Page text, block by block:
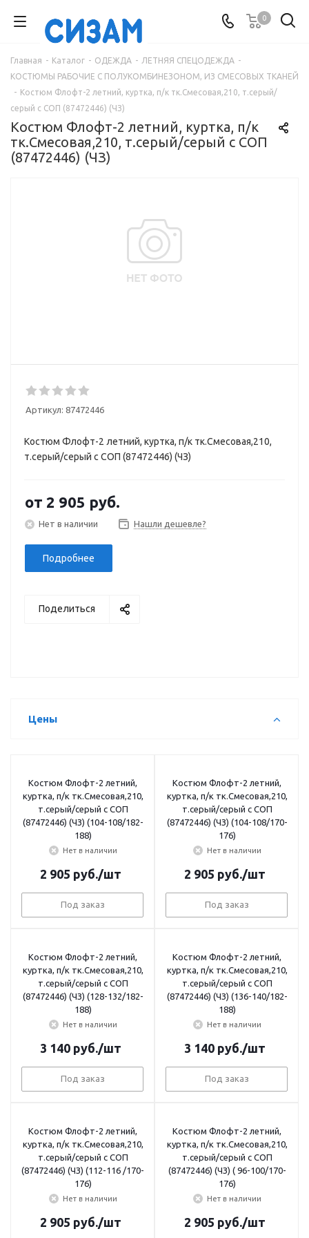
0
Главная - Каталог - ОДЕЖДА - ЛЕТНЯЯ СПЕЦОДЕЖДА -
КОСТЮМЫ РАБОЧИЕ С ПОЛУКОМБИНЕЗОНОМ, ИЗ СМЕСОВЫХ ТКАНЕЙ
- Костюм Флофт-2 летний, куртка, п/к тк.Смесовая,210, т.серый/
серый с СОП (87472446) (ЧЗ)
Костюм Флофт-2 летний, куртка, п/к
тк.Смесовая,210, т.серый/серый с СОП
(87472446) (ЧЗ)
Артикул: 87472446
Костюм Флофт-2 летний, куртка, п/к тк.Смесовая,210,
т.серый/серый с СОП (87472446) (ЧЗ)
от 2 905 руб.
Нет в наличии Нашли дешевле?
Подробнее
Поделиться
Цены
Костюм Флофт-2 летний,
куртка, п/к тк.Смесовая,210,
т.серый/серый с СОП
(87472446) (ЧЗ) (104-108/182-
188)
Нет в наличии
2 905 руб./шт
Под заказ
Костюм Флофт-2 летний,
куртка, п/к тк.Смесовая,210,
т.серый/серый с СОП
(87472446) (ЧЗ) (104-108/170-
176)
Нет в наличии
2 905 руб./шт
Под заказ
Костюм Флофт-2 летний,
куртка, п/к тк.Смесовая,210,
т.серый/серый с СОП
(87472446) (ЧЗ) (128-132/182-
188)
Нет в наличии
3 140руб./шт
Под заказ
Костюм Флофт-2 летний,
куртка, п/к тк.Смесовая,210,
т.серый/серый с СОП
(87472446) (ЧЗ) (136-140/182-
188)
Нет в наличии
3 140руб./шт
Под заказ
Костюм Флофт-2 летний,
куртка, п/к тк.Смесовая,210,
т.серый/серый с СОП
(87472446) (ЧЗ) (112-116 /170-
176)
Нет в наличии
2 905 руб./шт
Костюм Флофт-2 летний,
куртка, п/к тк.Смесовая,210,
т.серый/серый с СОП
(87472446) (ЧЗ) ( 96-100/170-
176)
Нет в наличии
2 905 руб./шт